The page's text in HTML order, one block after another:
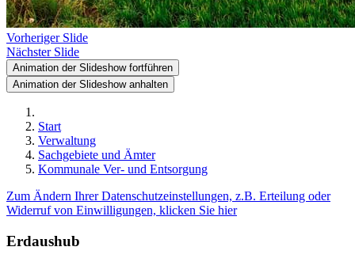
Vorheriger Slide
Nächster Slide
Animation der Slideshow fortführen
Animation der Slideshow anhalten
Start
Verwaltung
Sachgebiete und Ämter
Kommunale Ver- und Entsorgung
Zum Ändern Ihrer Datenschutzeinstellungen, z.B. Erteilung oder
Widerruf von Einwilligungen, klicken Sie hier
Erdaushub